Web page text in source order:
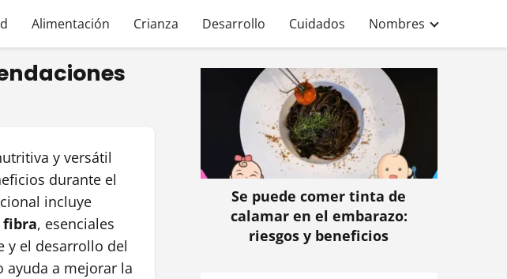
Alimentación Crianza Desarrollo Cuidados Nombres
y versátil
durante el
incluye
fibra, esenciales
y el desarrollo del
ayuda a mejorar la
Se puede comer tinta de
calamar en el embarazo:
riesgos y beneficios